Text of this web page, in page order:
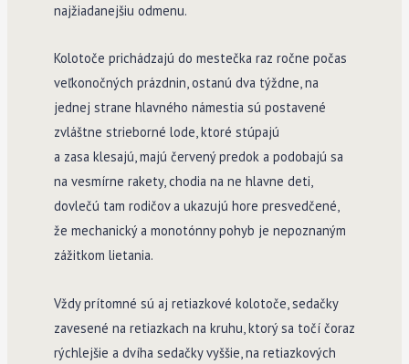
najžiadanejšiu odmenu.
Kolotoče prichádzajú do mestečka raz ročne počas
veľkonočných prázdnin, ostanú dva týždne, na
jednej strane hlavného námestia sú postavené
zvláštne strieborné lode, ktoré stúpajú
a zasa klesajú, majú červený predok a podobajú sa
na vesmírne rakety, chodia na ne hlavne deti,
dovlečú tam rodičov a ukazujú hore presvedčené,
že mechanický a monotónny pohyb je nepoznaným
zážitkom lietania.
Vždy prítomné sú aj retiazkové kolotoče, sedačky
zavesené na retiazkach na kruhu, ktorý sa točí čoraz
rýchlejšie a dvíha sedačky vyššie, na retiazkových